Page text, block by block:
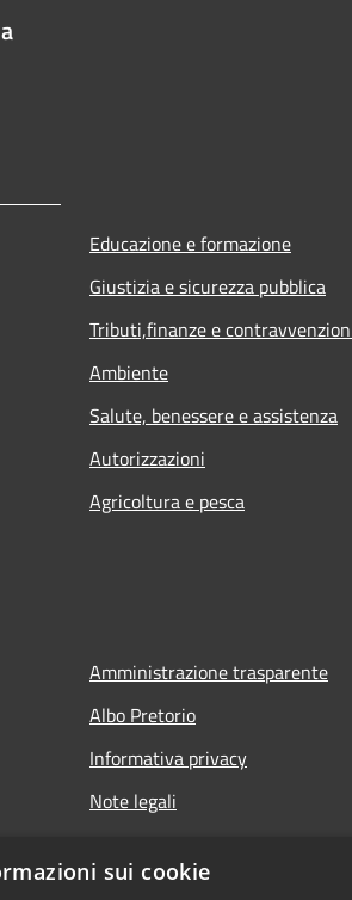
Educazione e formazione
Giustizia e sicurezza pubblica
Tributi,finanze e
Ambiente
Salute, benessere e assistenza
Autorizzazioni
Agricoltura e pesca
Amministrazione trasparente
Albo Pretorio
Informativa privacy
Note legali
sui cookie